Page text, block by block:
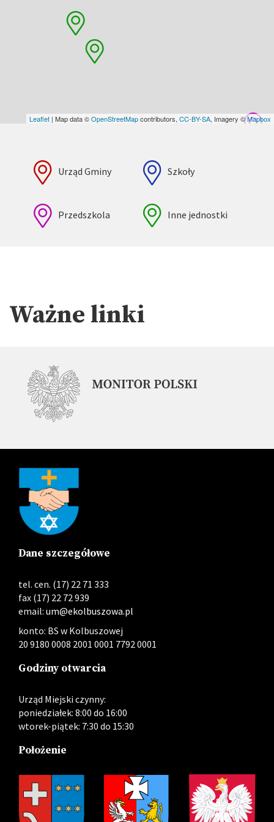
Leaflet | Map data ©OpenStreetMapcontributors, CC-BY-SA, Imagery ©Mapbox
Urząd Gminy Szkoły
Przedszkola Inne jednostki
Ważne linki
Dane szczegółowe
tel. cen. (17) 22 71 333
fax (17) 22 72 939
email: um@ekolbuszowa.pl
konto: BS w Kolbuszowej
20 9180 0008 2001 0001 7792 0001
Godziny otwarcia
Urząd Miejski czynny:
poniedziałek: 8:00 do 16:00
wtorek-piątek: 7:30 do 15:30
Położenie